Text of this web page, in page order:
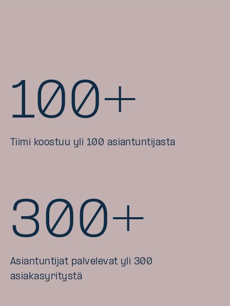
100+
Tiimi koostuu yli 100 asiantuntijasta
300+
Asiantuntijat palvelevat yli 300
asiakasyritystä